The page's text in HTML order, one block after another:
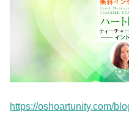
https://oshoartunity.com/